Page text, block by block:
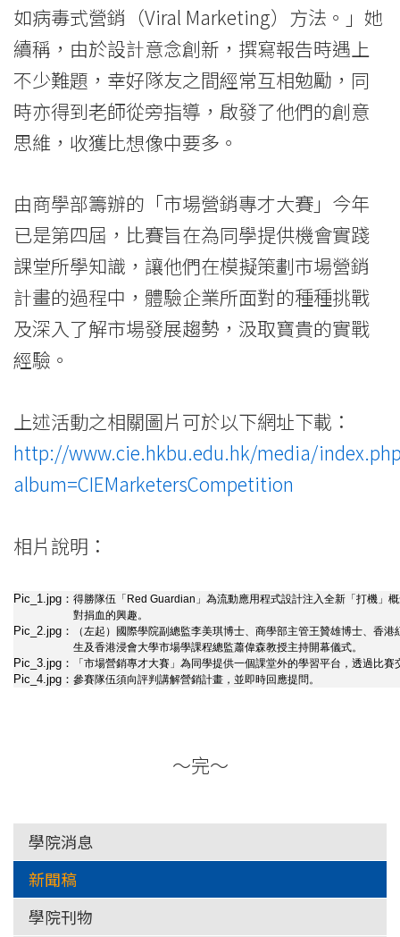
如病毒式營銷（Viral Marketing）方法。」她
續稱，由於設計意念創新，撰寫報告時遇上
不少難題，幸好隊友之間經常互相勉勵，同
時亦得到老師從旁指導，啟發了他們的創意
思維，收獲比想像中要多。
由商學部籌辦的「市場營銷專才大賽」今年
已是第四屆，比賽旨在為同學提供機會實踐
課堂所學知識，讓他們在模擬策劃市場營銷
計畫的過程中，體驗企業所面對的種種挑戰
及深入了解市場發展趨勢，汲取寶貴的實戰
經驗。
上述活動之相關圖片可於以下網址下載：
http://www.cie.hkbu.edu.hk/media/
album=CIEMarketersCompetition
相片說明：
Pic_1.jpg： 得勝隊伍「Red Guardian」為流動應用程式設計注入全新「打機」
對捐血的興趣。
Pic_2.jpg：
（左起）國際學院副總監李美琪博士、商學部主管王贊雄博士、香
生及香港浸會大學市場學課程總監蕭偉森教授主持開幕儀式。
Pic_3.jpg： 「市場營銷專才大賽」為同學提供一個課堂外的學習平台，透過比賽
Pic_4.jpg： 參賽隊伍須向評判講解營銷計畫，並即時回應提問。
～完～
學院消息
新聞稿
學院刊物